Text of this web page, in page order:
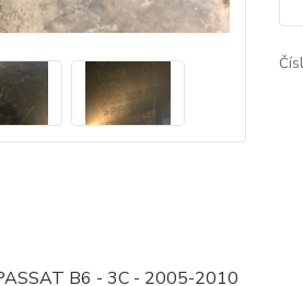
B6 - 3C - 2005-2010